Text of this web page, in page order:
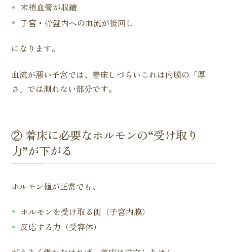
末梢血管が収縮
子宮・骨盤内への血流が後回し
になります。
血流が悪い子宮では、着床しづらいこれは内膜の「厚
さ」では測れない部分です。
② 着床に必要なホルモンの“受け取り
力”が下がる
ホルモン値が正常でも、
ホルモンを受け取る側（子宮内膜）
反応する力（受容体）